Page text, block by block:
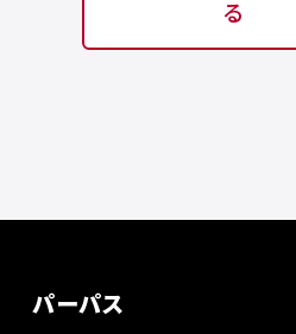
る
パーパス